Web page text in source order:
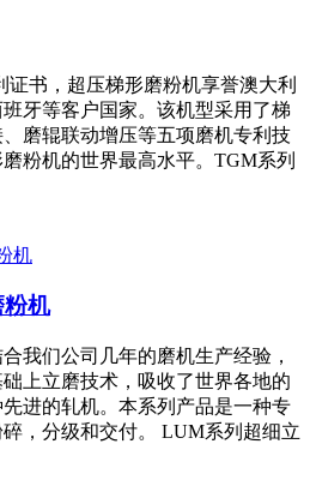
证书，超压梯形磨粉机享誉澳大利
牙等客户国家。该机型采用了梯
磨辊联动增压等五项磨机专利技
粉机的世界最高水平。TGM系列
机
我们公司几年的磨机生产经验，
上立磨技术，吸收了世界各地的
进的轧机。本系列产品是一种专
，分级和交付。 LUM系列超细立